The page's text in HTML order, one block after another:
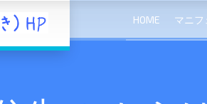
HOME マニフ